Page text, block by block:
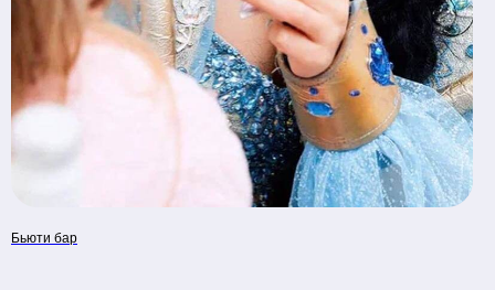
Бьюти бар